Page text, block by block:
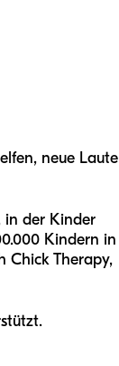
neue Laute
in der Kinder
Kindern in
Chick Therapy,